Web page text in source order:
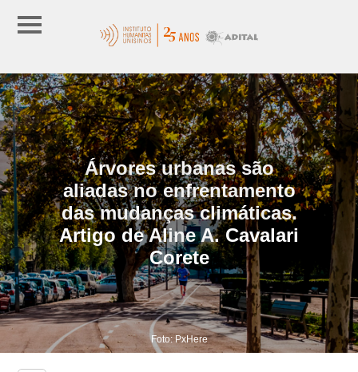
Árvores urbanas são
aliadas no enfrentamento
das mudanças climáticas.
Artigo de Aline A. Cavalari
Corete
Foto: PxHere